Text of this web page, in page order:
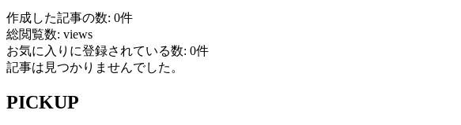
作成した記事の数: 0件
総閲覧数: views
お気に入りに登録されている数: 0件
記事は見つかりませんでした。
PICKUP